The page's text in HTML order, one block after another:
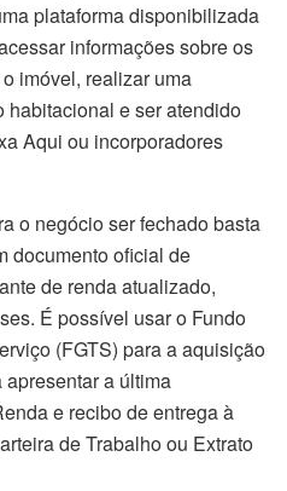
plataforma disponibilizada
informações sobre os
imóvel, realizar uma
e ser atendido
Aqui ou incorporadores
o negócio ser fechado basta
documento oficial de
de renda atualizado,
É possível usar o Fundo
(FGTS) para a aquisição
a última
e recibo de entrega à
de Trabalho ou Extrato